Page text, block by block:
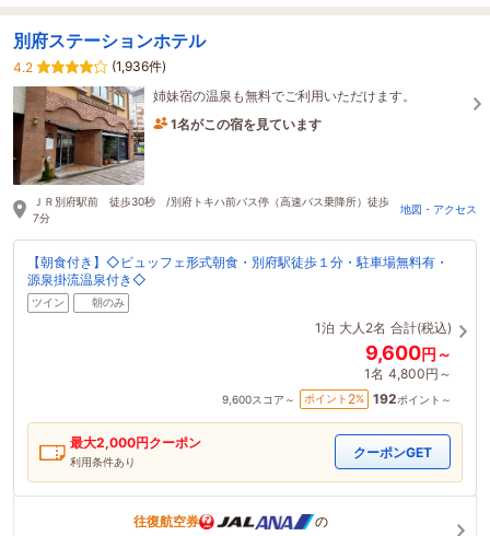
別府ステーションホテル
4.2
(1,936件)
姉妹宿の温泉も無料でご利用いただけます。
1名がこの宿を見ています
ＪＲ別府駅前 徒歩30秒 /別府トキハ前バス停（高速バス乗降所）徒歩
7分
地図・アクセス
【朝食付き】◇ビュッフェ形式朝食・別府駅徒歩１分・駐車場無料有・
源泉掛流温泉付き◇
ツイン 朝のみ
1泊 大人2名 合計(税込)
9,600円～
1名 4,800円～
9,600スコア～ ポイント 2% 192ポイント～
最大2,000円クーポン
利用条件あり
クーポンGET
往復航空券
の